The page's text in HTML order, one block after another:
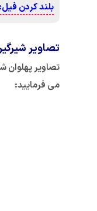
بلند کردن
تصاویر
تصاویر پهلوان
می فرمایید: